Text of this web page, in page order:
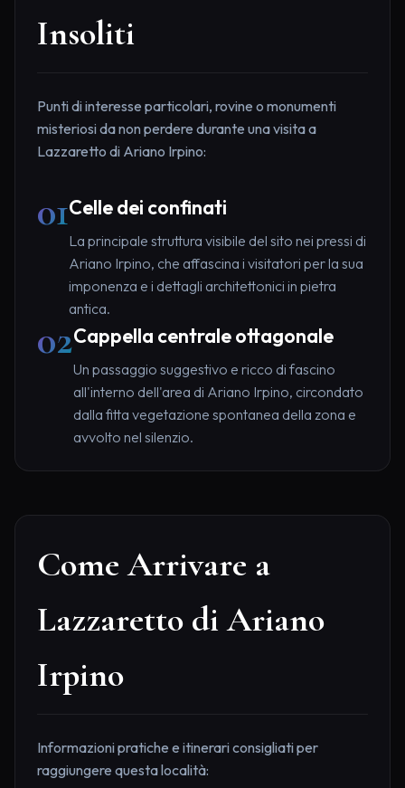
Insoliti
Punti di interesse particolari, rovine o monumenti
misteriosi da non perdere durante una visita a
Lazzaretto di Ariano Irpino:
01Celle dei confinati
La principale struttura visibile del sito nei pressi di
Ariano Irpino, che affascina i visitatori per la sua
imponenza e i dettagli architettonici in pietra
antica.
02Cappella centrale ottagonale
Un passaggio suggestivo e ricco di fascino
all'interno dell'area di Ariano Irpino, circondato
dalla fitta vegetazione spontanea della zona e
avvolto nel silenzio.
Come Arrivare a
Lazzaretto di Ariano
Irpino
Informazioni pratiche e itinerari consigliati per
raggiungere questa località: